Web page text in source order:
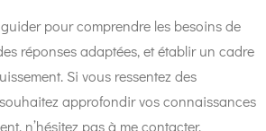
pour comprendre les besoins de
réponses adaptées, et établir un cadre
Si vous ressentez des
approfondir vos connaissances
n’hésitez pas à me contacter.